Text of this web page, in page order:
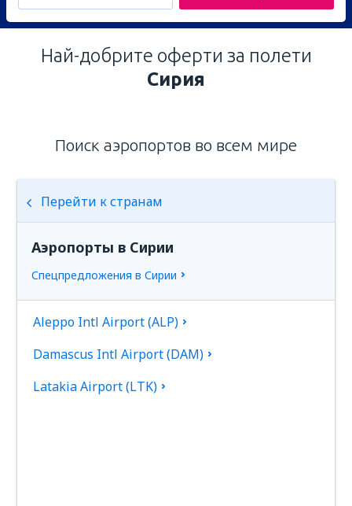
Най-добрите оферти за полети
Сирия
Поиск аэропортов во всем мире
Перейти к странам
Аэропорты в Сирии
Спецпредложения в Сирии
Aleppo Intl Airport (ALP)
Damascus Intl Airport (DAM)
Latakia Airport (LTK)